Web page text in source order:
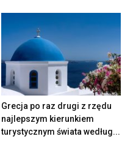
Grecja po raz drugi z rzędu
najlepszym kierunkiem
turystycznym świata według...